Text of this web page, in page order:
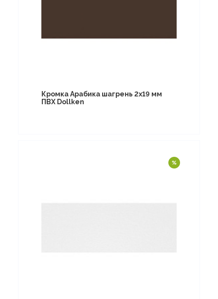
Кромка Арабика шагрень 2х19 мм
ПВХ Dollken